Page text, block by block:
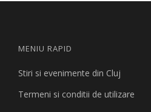
MENIU RAPID
Stiri si evenimente din Cluj
Termeni si conditii de utilizare